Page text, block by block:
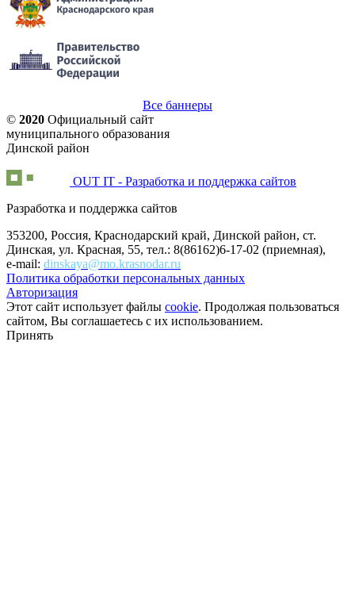
Все баннеры
© 2020 Официальный сайт
муниципального образования
Динской район
OUT IT - Разработка и поддержка сайтов
Разработка и поддержка сайтов
353200, Россия, Краснодарский край, Динской район, ст.
Динская, ул. Красная, 55, тел.: 8(86162)6-17-02 (приемная),
e-mail: dinskaya@mo.krasnodar.ru
Политика обработки персональных данных
Авторизация
Этот сайт использует файлы cookie. Продолжая пользоваться
сайтом, Вы соглашаетесь с их использованием.
Принять